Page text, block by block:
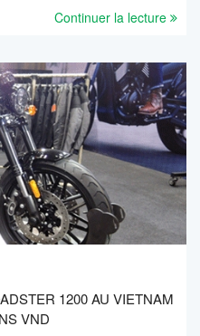
Continuer la lecture
1200 AU VIETNAM
VND